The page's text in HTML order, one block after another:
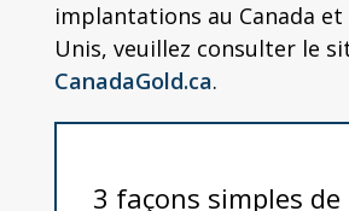
implantations au Canada et
Unis, veuillez consulter le
CanadaGold.ca.
3 façons simples